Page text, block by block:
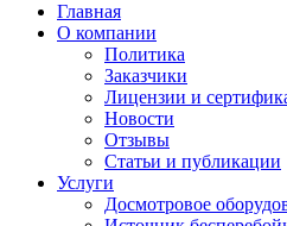
Главная
О компании
Политика
Заказчики
Лицензии и
Новости
Отзывы
Статьи и публикации
Услуги
Досмотровое